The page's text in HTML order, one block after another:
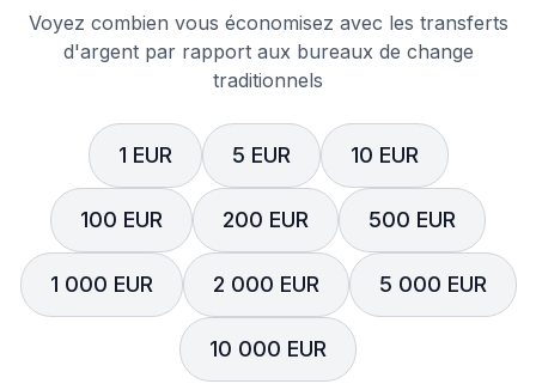
Voyez combien vous économisez avec les transferts
d'argent par rapport aux bureaux de change
traditionnels
1 EUR 5 EUR 10 EUR
100 EUR 200 EUR 500 EUR
1 000 EUR 2 000 EUR 5 000 EUR
10 000 EUR